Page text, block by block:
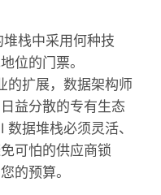
栈中采用何种技
位的门票。
的扩展，数据架构师
益分散的专有生态
据堆栈必须灵活、
可怕的供应商锁
的预算。